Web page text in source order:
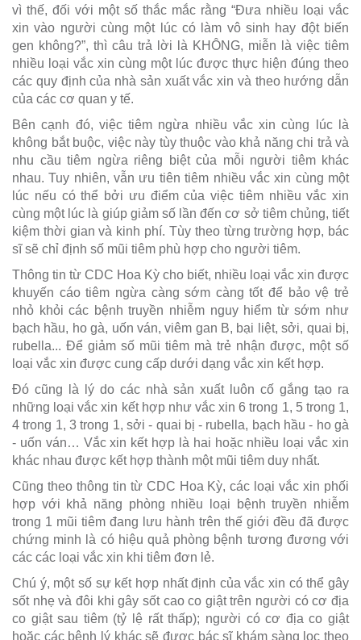
vì thế, đối với một số thắc mắc rằng “Đưa nhiều loại vắc
xin vào người cùng một lúc có làm vô sinh hay đột biến
gen không?”, thì câu trả lời là KHÔNG, miễn là việc tiêm
nhiều loại vắc xin cùng một lúc được thực hiện đúng theo
các quy định của nhà sản xuất vắc xin và theo hướng dẫn
của các cơ quan y tế.
Bên cạnh đó, việc tiêm ngừa nhiều vắc xin cùng lúc là
không bắt buộc, việc này tùy thuộc vào khả năng chi trả và
nhu cầu tiêm ngừa riêng biệt của mỗi người tiêm khác
nhau. Tuy nhiên, vẫn ưu tiên tiêm nhiều vắc xin cùng một
lúc nếu có thể bởi ưu điểm của việc tiêm nhiều vắc xin
cùng một lúc là giúp giảm số lần đến cơ sở tiêm chủng, tiết
kiệm thời gian và kinh phí. Tùy theo từng trường hợp, bác
sĩ sẽ chỉ định số mũi tiêm phù hợp cho người tiêm.
Thông tin từ CDC Hoa Kỳ cho biết, nhiều loại vắc xin được
khuyến cáo tiêm ngừa càng sớm càng tốt để bảo vệ trẻ
nhỏ khỏi các bệnh truyền nhiễm nguy hiểm từ sớm như
bạch hầu, ho gà, uốn ván, viêm gan B, bại liệt, sởi, quai bị,
rubella... Để giảm số mũi tiêm mà trẻ nhận được, một số
loại vắc xin được cung cấp dưới dạng vắc xin kết hợp.
Đó cũng là lý do các nhà sản xuất luôn cố gắng tạo ra
những loại vắc xin kết hợp như vắc xin 6 trong 1, 5 trong 1,
4 trong 1, 3 trong 1, sởi - quai bị - rubella, bạch hầu - ho gà
- uốn ván… Vắc xin kết hợp là hai hoặc nhiều loại vắc xin
khác nhau được kết hợp thành một mũi tiêm duy nhất.
Cũng theo thông tin từ CDC Hoa Kỳ, các loại vắc xin phối
hợp với khả năng phòng nhiều loại bệnh truyền nhiễm
trong 1 mũi tiêm đang lưu hành trên thế giới đều đã được
chứng minh là có hiệu quả phòng bệnh tương đương với
các các loại vắc xin khi tiêm đơn lẻ.
Chú ý, một số sự kết hợp nhất định của vắc xin có thể gây
sốt nhẹ và đôi khi gây sốt cao co giật trên người có cơ địa
co giật sau tiêm (tỷ lệ rất thấp); người có cơ địa co giật
hoặc các bệnh lý khác sẽ được bác sĩ khám sàng lọc theo